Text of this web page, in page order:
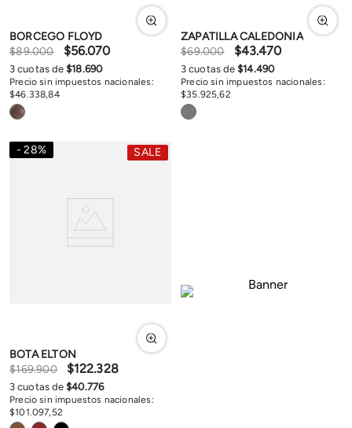
BORCEGO FLOYD
$89.000 $56.070
Precio sin impuestos nacionales:
$46.338,84
3 cuotas de$18.690
ZAPATILLA CALEDONIA
$69.000 $43.470
Precio sin impuestos nacionales:
$35.925,62
3 cuotas de$14.490
28% SALE
BOTA ELTON
$169.900 $122.328
Precio sin impuestos nacionales:
$101.097, 52
3 cuotas de$40.776